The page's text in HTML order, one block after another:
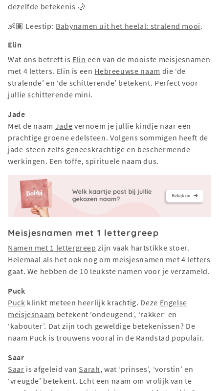
dezelfde betekenis 🌙
👶🏽 Leestip: Babynamen uit het heelal: stralend mooi.
Elin
Wat ons betreft is Elin een van de mooiste meisjesnamen
met 4 letters. Elin is een Hebreeuwse naam die ‘de
stralende’ en ‘de schitterende’ betekent. Perfect voor
jullie schitterende mini.
Jade
Met de naam Jade vernoem je jullie kindje naar een
prachtige groene edelsteen. Volgens sommigen heeft de
jade-steen zelfs geneeskrachtige en beschermende
werkingen. Een toffe, spirituele naam dus.
Meisjesnamen met 1 lettergreep
Namen met 1 lettergreep zijn vaak hartstikke stoer.
Helemaal als het ook nog om meisjesnamen met 4 letters
gaat. We hebben de 10 leukste namen voor je verzameld.
Puck
Puck klinkt meteen heerlijk krachtig. Deze Engelse
meisjesnaam betekent ‘ondeugend’, ‘rakker’ en
‘kabouter’. Dat zijn toch geweldige betekenissen? De
naam Puck is trouwens vooral in de Randstad populair.
Saar
Saar is afgeleid van Sarah, wat ‘prinses’, ‘vorstin’ en
‘vreugde’ betekent. Echt een naam om vrolijk van te